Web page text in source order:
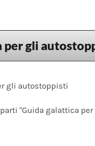
per gli
gli autostoppisti
"Guida galattica